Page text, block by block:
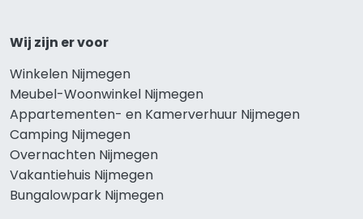
Wij zijn er voor
Winkelen Nijmegen
Meubel-Woonwinkel Nijmegen
Appartementen- en Kamerverhuur Nijmegen
Camping Nijmegen
Overnachten Nijmegen
Vakantiehuis Nijmegen
Bungalowpark Nijmegen